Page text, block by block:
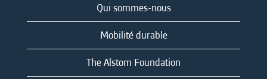
Qui sommes-nous
Mobilité durable
The Alstom Foundation